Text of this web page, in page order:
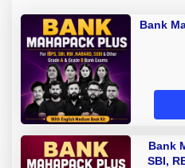
Bank
Bank
SBI,